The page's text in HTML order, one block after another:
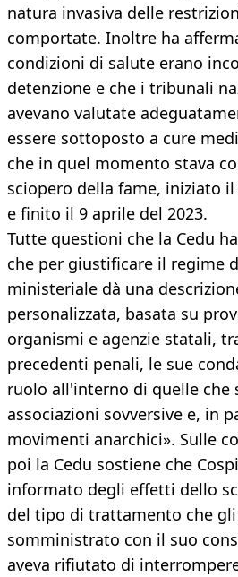
natura invasiva delle
comportate. Inoltre ha
condizioni di salute erano
detenzione e che i tribunali
avevano valutate
essere sottoposto a cure
che in quel momento stava
sciopero della fame, iniziato
e finito il 9 aprile del 2023.
Tutte questioni che la Cedu
che per giustificare il regime
ministeriale dà una
personalizzata, basata su
organismi e agenzie statali,
precedenti penali, le sue
ruolo all'interno di quelle che
associazioni sovversive e, in
movimenti anarchici». Sulle
poi la Cedu sostiene che
informato degli effetti dello
del tipo di trattamento che
somministrato con il suo
aveva rifiutato di